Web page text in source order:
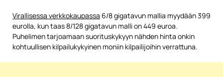
Virallisessa verkkokaupassa 6/8 gigatavun mallia myydään 399
eurolla, kun taas 8/128 gigatavun malli on 449 euroa.
Puhelimen tarjoamaan suorituskykyyn nähden hinta onkin
kohtuullisen kilpailukykyinen moniin kilpailijoihin verrattuna.